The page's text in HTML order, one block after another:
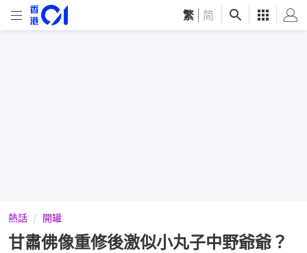
繁 简
熱話 開罐
甘肅佛像重修後激似小丸子中野爺爺？